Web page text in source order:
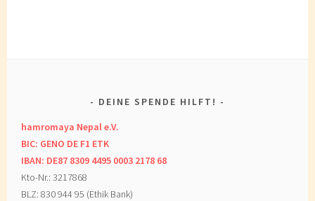
DEINE SPENDE HILFT!
hamromaya Nepal e.V.
BIC: GENO DE F1 ETK
IBAN: DE87 8309 4495 0003 2178 68
Kto-Nr.: 3217868
BLZ: 830 944 95 (Ethik Bank)